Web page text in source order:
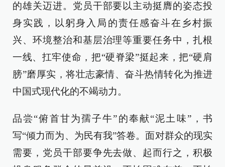
的雄关迈进。党员干部要以主动挺膺的姿态投
身实践，以躬身入局的责任感奋斗在乡村振
兴、环境整治和基层治理等重要任务中，扎根
一线、扛牢使命，把“硬脊梁”挺起来，把“硬肩
膀”磨厚实，将壮志豪情、奋斗热情转化为推进
中国式现代化的不竭动力。
品尝“俯首甘为孺子牛”的奉献“泥土味”，书
写“倾力而为、为民有我”答卷。面对群众的现实
需要，党员干部要争先去做、起而行之，积极